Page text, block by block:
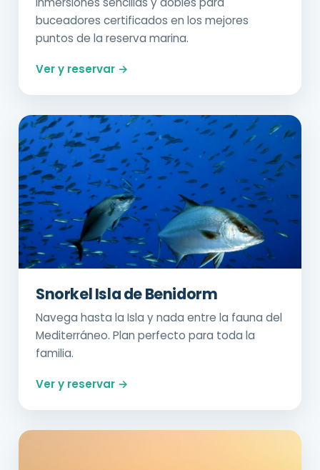
buceadores certificados en los mejores
puntos de la reserva marina.
Ver y reservar →
Snorkel Isla de Benidorm
Navega hasta la Isla y nada entre la fauna del
Mediterráneo. Plan perfecto para toda la
familia.
Ver y reservar →